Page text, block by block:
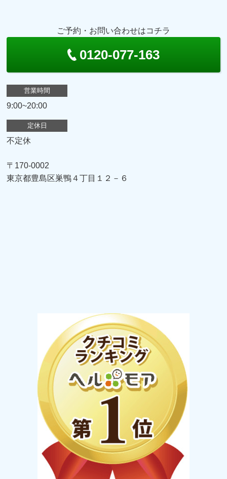
ご予約・お問い合わせはコチラ
0120-077-163
営業時間
9:00~20:00
定休日
不定休
〒170-0002
東京都豊島区巣鴨４丁目１２－６